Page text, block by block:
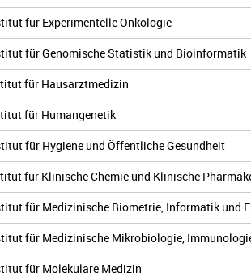
für Experimentelle Onkologie
für Genomische Statistik und Bioinformatik
für Hausarztmedizin
für Humangenetik
für Hygiene und Öffentliche Gesundheit
für Klinische Chemie und Klinische
für Medizinische Biometrie, Informatik und
für Medizinische Mikrobiologie,
für Molekulare Medizin